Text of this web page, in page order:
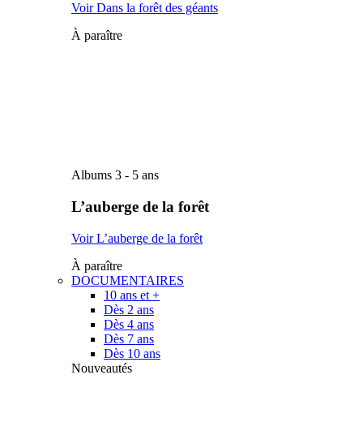
Voir Dans la forêt des géants
À paraître
Albums 3 - 5 ans
L’auberge de la forêt
Voir L’auberge de la forêt
À paraître
DOCUMENTAIRES
10 ans et +
Dès 2 ans
Dès 4 ans
Dès 7 ans
Dès 10 ans
Nouveautés